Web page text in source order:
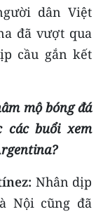
dân Việt
đã vượt qua
cầu gắn kết
mộ bóng đá
các buổi xem
Nhân dịp
Nội cũng đã